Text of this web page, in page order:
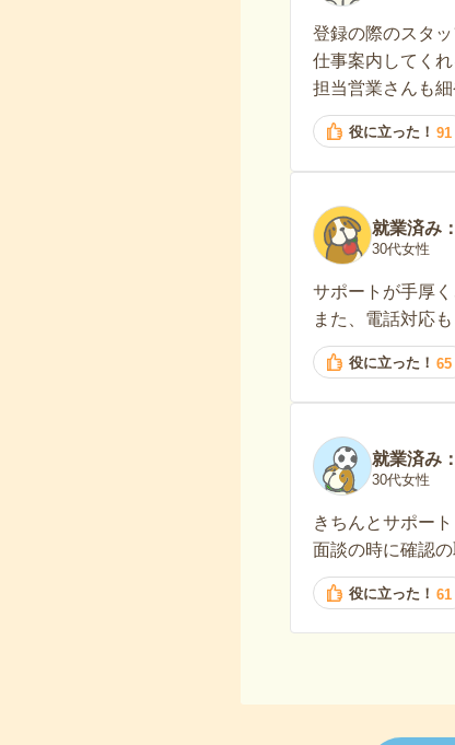
登録の際のスタッ
仕事案内してくれ
担当営業さんも
役に立った！ 91
就業済み
30代女性
サポートが手厚
また、電話対応
役に立った！ 65
就業済み
30代女性
きちんとサポート
面談の時に確認
役に立った！ 61